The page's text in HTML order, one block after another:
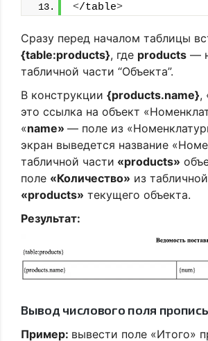
</table>
Сразу перед началом таблицы
{table:products}, где products —
табличной части “Объекта”.
В конструкции {products.name},
это ссылка на объект
«name» — поле из
экран выведется название
табличной части «products»
поле «Количество» из
«products» текущего объекта.
Результат:
Вывод числового поля
Пример: вывести поле «Итого»